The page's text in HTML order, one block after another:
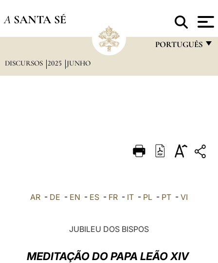
A SANTA SÉ
PORTUGUÊS
DEUTSCH
العربيّة
DISCURSOS 2025 JUNHO
AR - DE - EN - ES - FR - IT - PL - PT - VI
JUBILEU DOS BISPOS
MEDITAÇÃO DO PAPA LEÃO XIV